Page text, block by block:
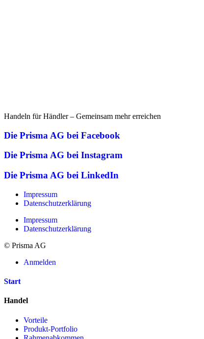
Handeln für Händler – Gemeinsam mehr erreichen
Die Prisma AG bei Facebook
Die Prisma AG bei Instagram
Die Prisma AG bei LinkedIn
Impressum
Datenschutzerklärung
Impressum
Datenschutzerklärung
© Prisma AG
Anmelden
Start
Handel
Vorteile
Produkt-Portfolio